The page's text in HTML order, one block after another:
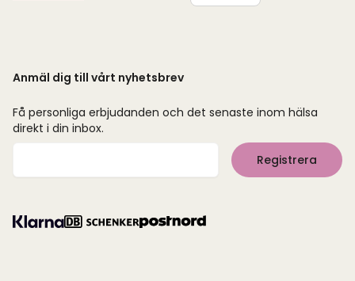
Anmäl dig till vårt nyhetsbrev
Få personliga erbjudanden och det senaste inom hälsa
direkt i din inbox.
Registrera